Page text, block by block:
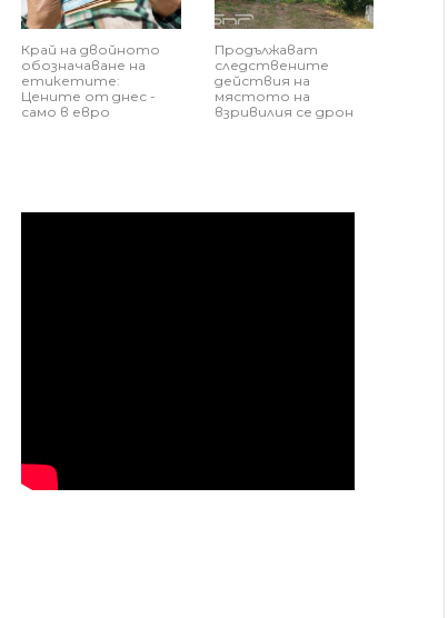
Край на двойното
обозначаване на
етикетите:
Цените от днес -
само в евро
Продължават
следствените
действия на
мястото на
взривилия се дрон